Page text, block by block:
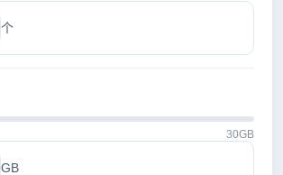
个
30GB
GB